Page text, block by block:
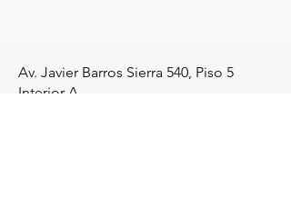
Av. Javier Barros Sierra 540, Piso 5
Interior A